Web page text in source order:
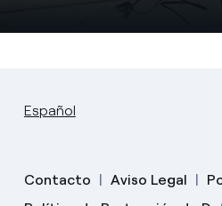
Español
Contacto Aviso Legal